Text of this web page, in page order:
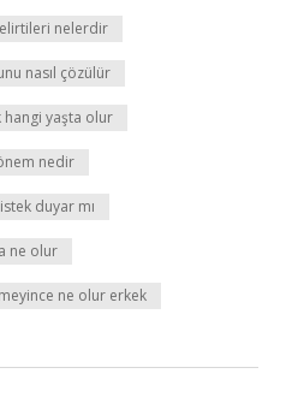
nelerdir
nasıl çözülür
hangi yaşta olur
nedir
duyar mı
ne olur
ne olur erkek